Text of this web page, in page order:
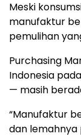
Meski
manufaktur
pemulihan
Purchasing
Indonesia
— masih
“Manufaktur
dan lemahnya